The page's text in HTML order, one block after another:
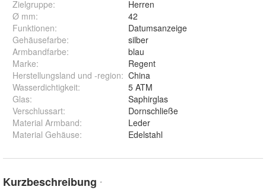
Zielgruppe:
Herren
Ø mm:
42
Funktionen:
Datumsanzeige
Gehäusefarbe:
silber
Armbandfarbe:
blau
Marke:
Regent
Herstellungsland und -region: China
Wasserdichtigkeit:
5 ATM
Glas:
Saphirglas
Verschlussart:
Dornschließe
Material Armband:
Leder
Material Gehäuse: Edelstahl
Kurzbeschreibung *